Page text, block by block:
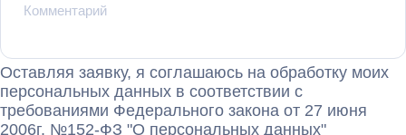
Оставляя заявку, я соглашаюсь на обработку моих
персональных данных в соответствии с
требованиями Федерального закона от 27 июня
2006г. №152-ФЗ "О персональных данных"